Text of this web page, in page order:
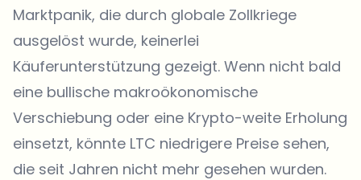
Marktpanik, die durch globale Zollkriege
ausgelöst wurde, keinerlei
Käuferunterstützung gezeigt. Wenn nicht bald
eine bullische makroökonomische
Verschiebung oder eine Krypto-weite Erholung
einsetzt, könnte LTC niedrigere Preise sehen,
die seit Jahren nicht mehr gesehen wurden.